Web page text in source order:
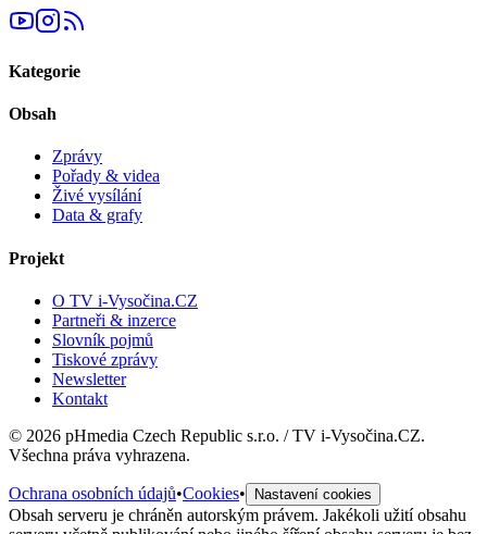
Kategorie
Obsah
Zprávy
Pořady & videa
Živé vysílání
Data & grafy
Projekt
O TV i-Vysočina.CZ
Partneři & inzerce
Slovník pojmů
Tiskové zprávy
Newsletter
Kontakt
© 2026 pHmedia Czech Republic s.r.o. / TV i-Vysočina.CZ.
Všechna práva vyhrazena.
Ochrana osobních údajů•Cookies• Nastavení cookies
Obsah serveru je chráněn autorským právem. Jakékoli užití obsahu